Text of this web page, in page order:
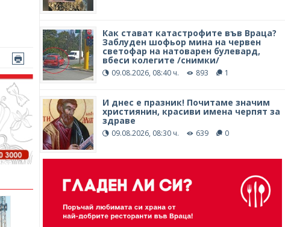
Как стават катастрофите във Враца?
Заблуден шофьор мина на червен
светофар на натоварен булевард,
вбеси колегите /снимки/
09.08.2026, 08:40 ч. 893 1
И днес е празник! Почитаме значим
християнин, красиви имена черпят за
здраве
09.08.2026, 08:30 ч. 639 0